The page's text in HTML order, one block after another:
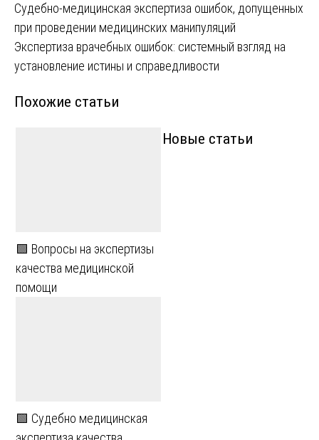
Навигация
по
записям
Судебно-медицинская экспертиза ошибок, допущенных
при проведении медицинских манипуляций
Экспертиза врачебных ошибок: системный взгляд на
установление истины и справедливости
Похожие статьи
🟩 Вопросы на экспертизы
качества медицинской
помощи
🟩 Судебно медицинская
Новые статьи